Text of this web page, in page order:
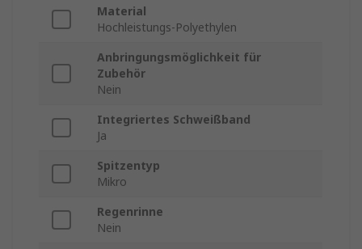
Material
Hochleistungs-Polyethylen
Anbringungsmöglichkeit für
Zubehör
Nein
Integriertes Schweißband
Ja
Spitzentyp
Mikro
Regenrinne
Nein